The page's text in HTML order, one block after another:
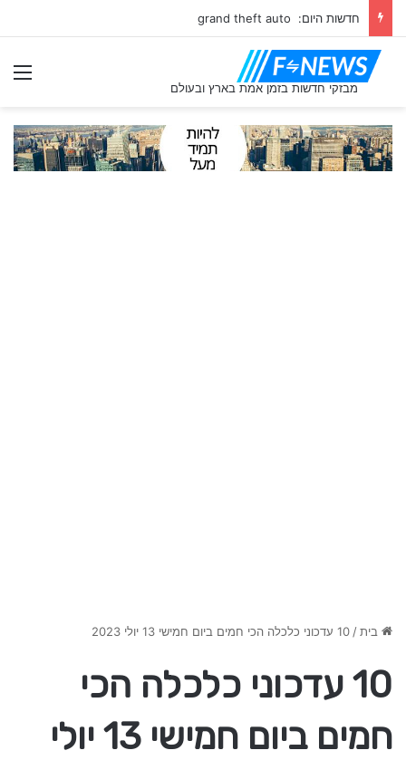
חדשות היום: grand theft auto
בית/10 עדכוני כלכלה הכי חמים ביום חמישי 13 יולי 2023
10 עדכוני כלכלה הכי
חמים ביום חמישי 13 יולי